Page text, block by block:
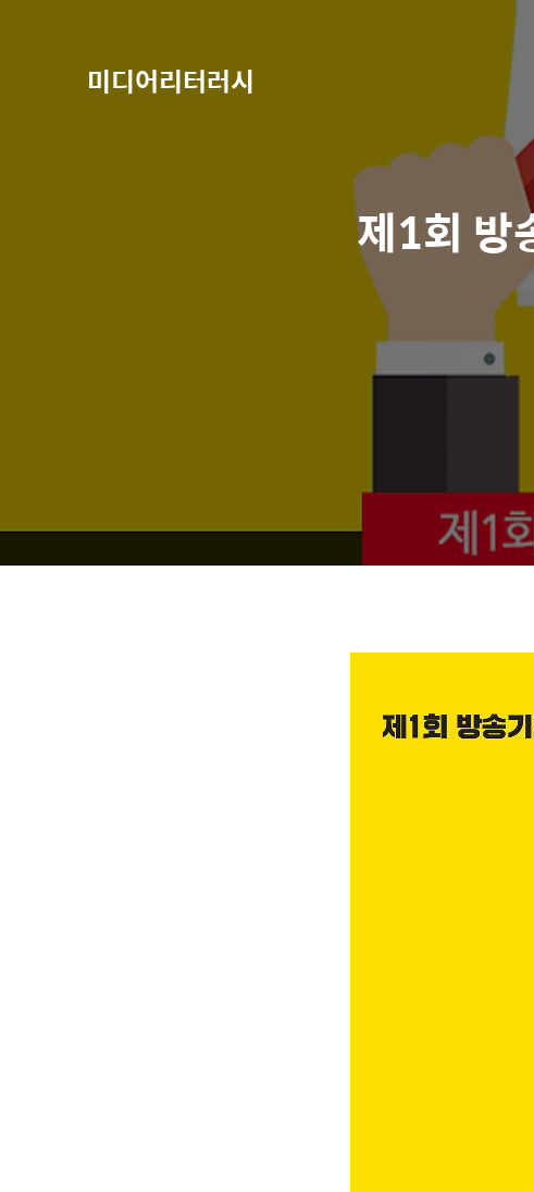
미디어리터러시
제1회 방